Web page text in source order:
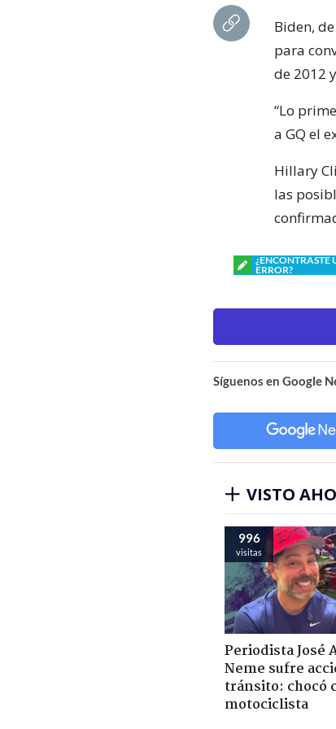
Biden,
para
de 2012
“Lo
a GQ el
Hillary
las
¿ENCONTRASTE
ERROR?
Síguenos en Google
VISTO
996
visitas
Periodista José
Neme sufre
tránsito: chocó
motociclista